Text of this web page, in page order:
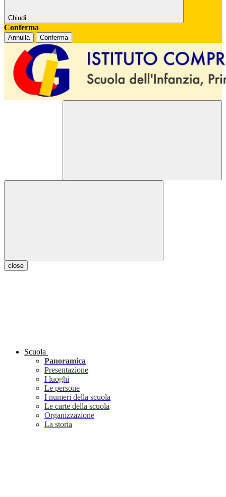
Chiudi
Conferma
Annulla Conferma
close
Scuola
Panoramica
Presentazione
I luoghi
Le persone
I numeri della scuola
Le carte della scuola
Organizzazione
La storia